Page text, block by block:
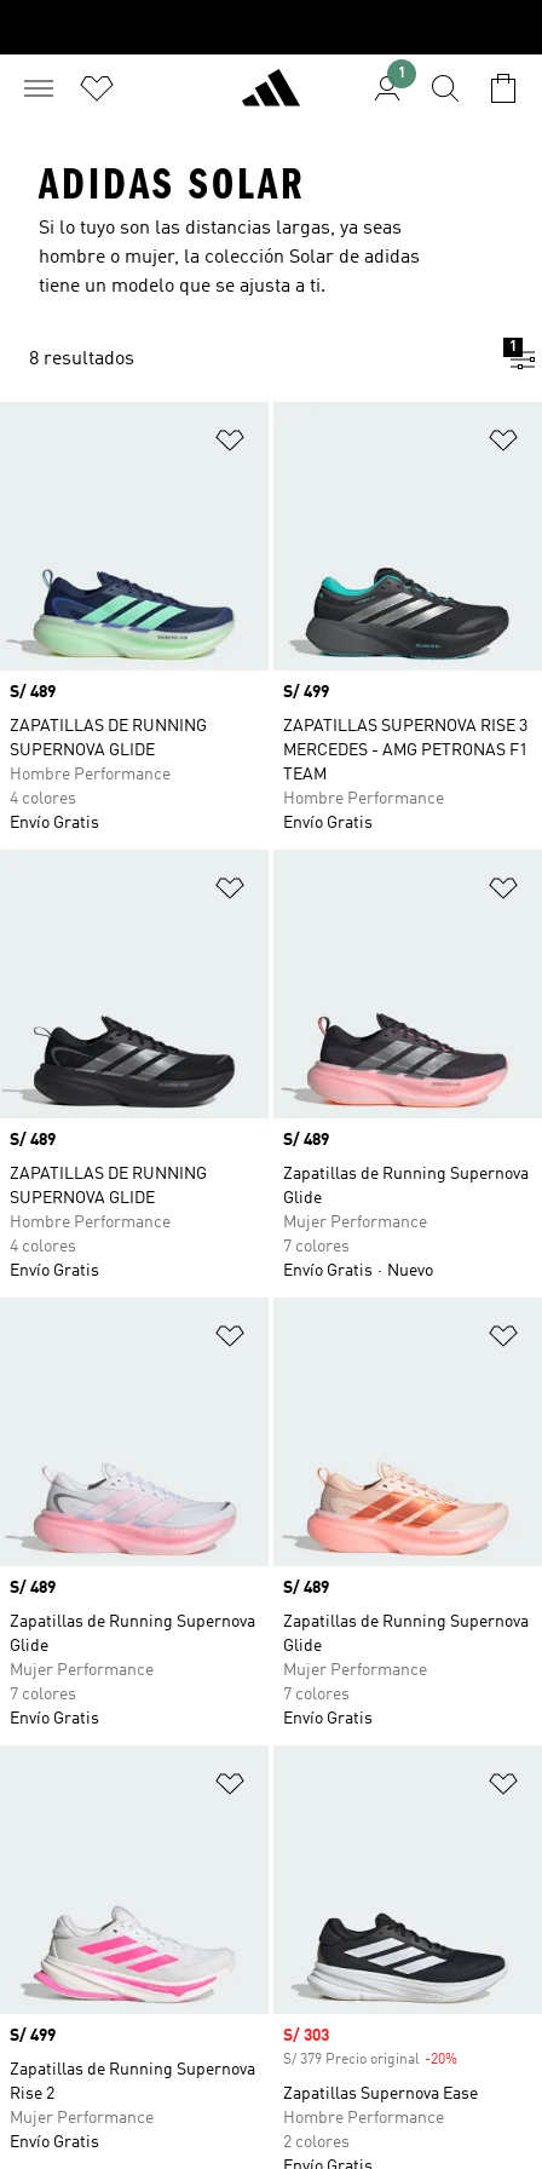
1
ADIDAS SOLAR
Si lo tuyo son las distancias largas, ya seas
hombre o mujer, la colección Solar de adidas
tiene un modelo que se ajusta a ti.
8 resultados
1
Precio
S/ 489
ZAPATILLAS DE RUNNING
SUPERNOVA GLIDE
Hombre Performance
4 colores
Envío Gratis
Precio
S/ 499
ZAPATILLAS SUPERNOVA RISE 3
MERCEDES - AMG PETRONAS F1
TEAM
Hombre Performance
Envío Gratis
Precio
S/ 489
ZAPATILLAS DE RUNNING
SUPERNOVA GLIDE
Hombre Performance
4 colores
Envío Gratis
Precio
S/ 489
Zapatillas de Running Supernova
Glide
Mujer Performance
7 colores
Envío Gratis
Nuevo
Precio
S/ 489
Zapatillas de Running Supernova
Glide
Mujer Performance
7 colores
Envío Gratis
Precio
S/ 489
Zapatillas de Running Supernova
Glide
Mujer Performance
7 colores
Envío Gratis
Precio
S/ 499
Zapatillas de Running Supernova
Rise 2
Mujer Performance
Envío Gratis
Precio de venta
S/ 303
S/ 379 Precio original -20%
Zapatillas Supernova Ease
Hombre Performance
2 colores